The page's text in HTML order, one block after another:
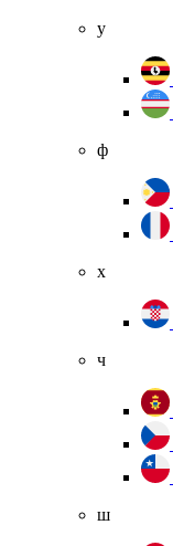
у
ф
х
ч
ш